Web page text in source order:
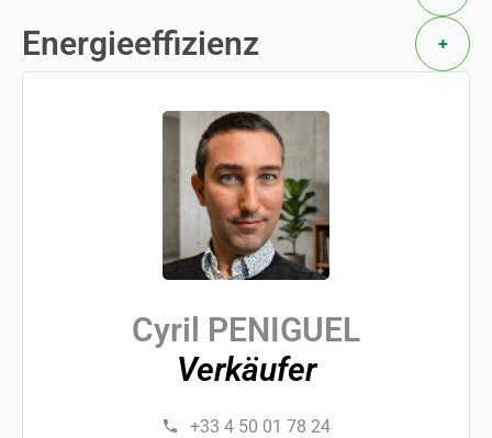
Energieeffizienz
+
Cyril PENIGUEL
Verkäufer
+33 4 50 01 78 24